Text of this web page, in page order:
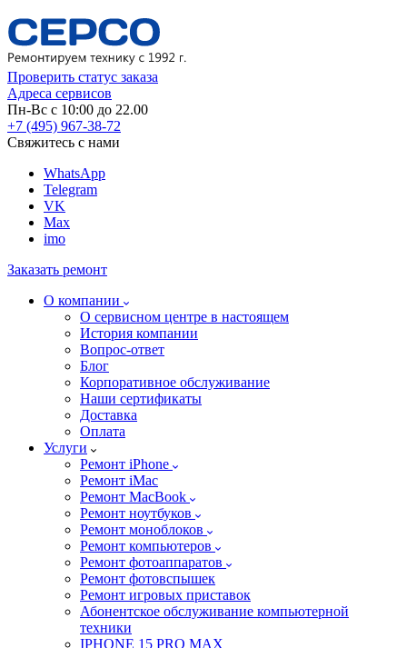
Проверить статус заказа
Адреса сервисов
Пн-Вс с 10:00 до 22.00
+7 (495) 967-38-72
Свяжитесь с нами
WhatsApp
Telegram
VK
Max
imo
Заказать ремонт
О компании
О сервисном центре в настоящем
История компании
Вопрос-ответ
Блог
Корпоративное обслуживание
Наши сертификаты
Доставка
Оплата
Услуги
Ремонт iPhone
Ремонт iMac
Ремонт MacBook
Ремонт ноутбуков
Ремонт моноблоков
Ремонт компьютеров
Ремонт фотоаппаратов
Ремонт фотовспышек
Ремонт игровых приставок
Абонентское обслуживание компьютерной
техники
IPHONE 15 PRO MAX